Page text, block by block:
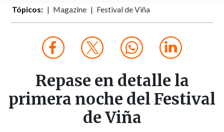
Tópicos: Magazine Festival de Viña
Repase en detalle la
primera noche del Festival
de Viña